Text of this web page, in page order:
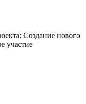
Создание нового
участие